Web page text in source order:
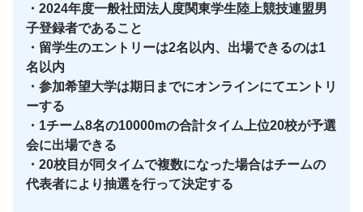
・2024年度一般社団法人度関東学生陸上競技連盟男
子登録者であること
・留学生のエントリーは2名以内、出場できるのは1
名以内
・参加希望大学は期日までにオンラインにてエントリ
ーする
・1チーム8名の10000mの合計タイム上位20校が予選
会に出場できる
・20校目が同タイムで複数になった場合はチームの
代表者により抽選を行って決定する